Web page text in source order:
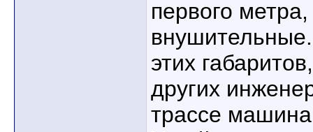
первого
этих
других
трассе